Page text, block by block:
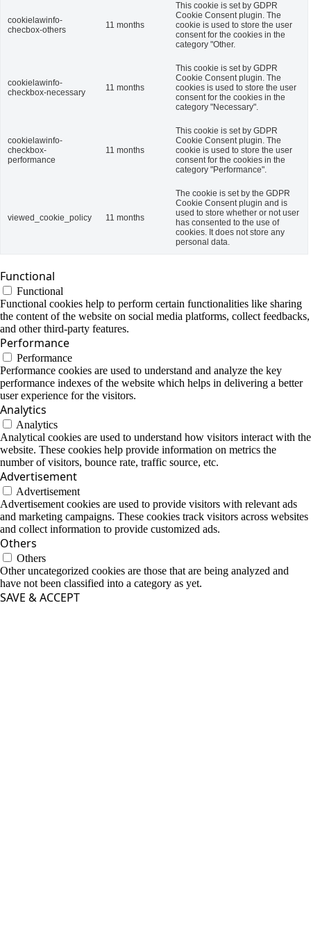
cookielawinfo-
checbox-others
11 months
This cookie is set by GDPR
Cookie Consent plugin. The
cookie is used to store the user
consent for the cookies in the
category "Other.
cookielawinfo-
checkbox-necessary
11 months
This cookie is set by GDPR
Cookie Consent plugin. The
cookies is used to store the user
consent for the cookies in the
category "Necessary".
cookielawinfo-
checkbox-
performance
11 months
This cookie is set by GDPR
Cookie Consent plugin. The
cookie is used to store the user
consent for the cookies in the
category "Performance".
viewed_cookie_policy 11 months
The cookie is set by the GDPR
Cookie Consent plugin and is
used to store whether or not user
has consented to the use of
cookies. It does not store any
personal data.
Functional
Functional
Functional cookies help to perform certain functionalities like sharing
the content of the website on social media platforms, collect feedbacks,
and other third-party features.
Performance
Performance
Performance cookies are used to understand and analyze the key
performance indexes of the website which helps in delivering a better
user experience for the visitors.
Analytics
Analytics
Analytical cookies are used to understand how visitors interact with the
website. These cookies help provide information on metrics the
number of visitors, bounce rate, traffic source, etc.
Advertisement
Advertisement
Advertisement cookies are used to provide visitors with relevant ads
and marketing campaigns. These cookies track visitors across websites
and collect information to provide customized ads.
Others
Others
Other uncategorized cookies are those that are being analyzed and
have not been classified into a category as yet.
SAVE & ACCEPT